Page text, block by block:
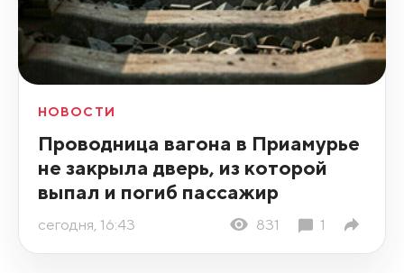
НОВОСТИ
Проводница вагона в Приамурье
не закрыла дверь, из которой
выпал и погиб пассажир
сегодня, 16:43 831 1